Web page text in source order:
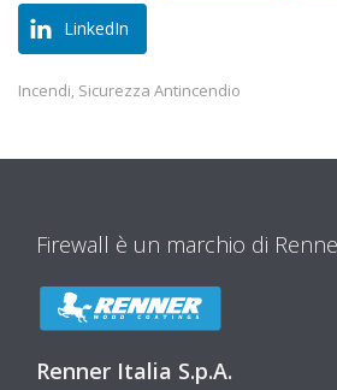
LinkedIn
Incendi, Sicurezza Antincendio
Firewall è un marchio di
Renner Italia S.p.A.